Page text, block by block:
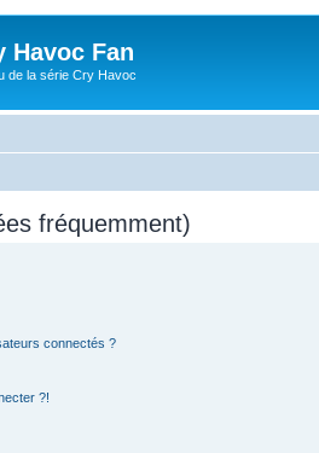
Havoc Fan
de la série Cry Havoc
fréquemment)
connectés ?
?!